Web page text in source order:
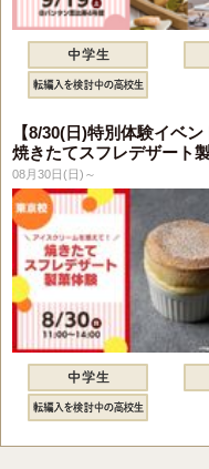
【8/30(日)特別体験イベン
焼きたてスフレデザート
08月30日(日)～